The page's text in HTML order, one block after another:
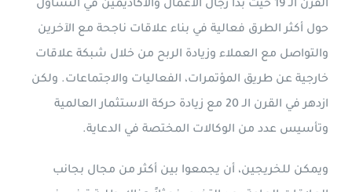
القرن الـ 19 حيث بدأ رجال الأعمال والأكاديمين في التساؤل
حول أكثر الطرق فعالية في بناء علاقات ناجحة مع الآخرين
والتواصل مع العملاء وزيادة الربح من خلال شبكة علاقات
خارجية عن طريق المؤتمرات، الفعاليات والاجتماعات. ولكن
ازدهر في القرن الـ 20 مع زيادة حركة الاستثمار العالمية
وتأسيس عدد من الوكالات المختصة في الدعاية.
ويمكن للخريجين، أن يجمعوا بين أكثر من مجال بجانب